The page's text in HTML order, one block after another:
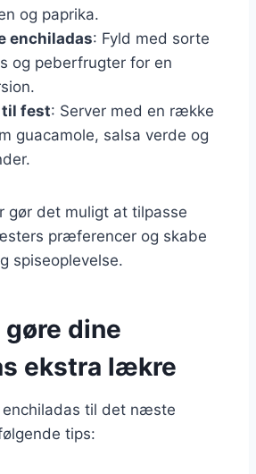
og paprika.
enchiladas: Fyld med sorte
og peberfrugter for en
til fest: Server med en række
guacamole, salsa verde og
gør det muligt at tilpasse
præferencer og skabe
spiseoplevelse.
dine
ekstra lækre
enchiladas til det næste
tips: